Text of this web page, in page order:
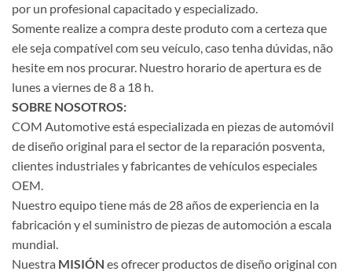
por un profesional capacitado y especializado.
Somente realize a compra deste produto com a certeza que
ele seja compatível com seu veículo, caso tenha dúvidas, não
hesite em nos procurar. Nuestro horario de apertura es de
lunes a viernes de 8 a 18 h.
SOBRE NOSOTROS:
COM Automotive está especializada en piezas de automóvil
de diseño original para el sector de la reparación posventa,
clientes industriales y fabricantes de vehículos especiales
OEM.
Nuestro equipo tiene más de 28 años de experiencia en la
fabricación y el suministro de piezas de automoción a escala
mundial.
Nuestra MISIÓN es ofrecer productos de diseño original con